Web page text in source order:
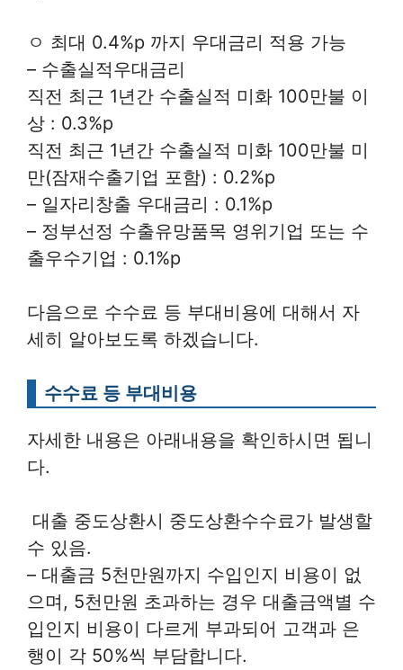
ㅇ 최대 0.4%p 까지 우대금리 적용 가능
– 수출실적우대금리
직전 최근 1년간 수출실적 미화 100만불 이
상 : 0.3%p
직전 최근 1년간 수출실적 미화 100만불 미
만(잠재수출기업 포함) : 0.2%p
– 일자리창출 우대금리 : 0.1%p
– 정부선정 수출유망품목 영위기업 또는 수
출우수기업 : 0.1%p
다음으로 수수료 등 부대비용에 대해서 자
세히 알아보도록 하겠습니다.
수수료 등 부대비용
자세한 내용은 아래내용을 확인하시면 됩니
다.
대출 중도상환시 중도상환수수료가 발생할
수 있음.
– 대출금 5천만원까지 수입인지 비용이 없
으며, 5천만원 초과하는 경우 대출금액별 수
입인지 비용이 다르게 부과되어 고객과 은
행이 각 50%씩 부담합니다.